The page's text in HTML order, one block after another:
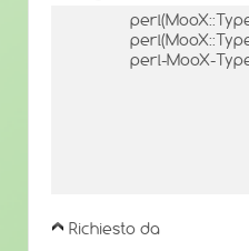
perl-MooX-
Richiesto da